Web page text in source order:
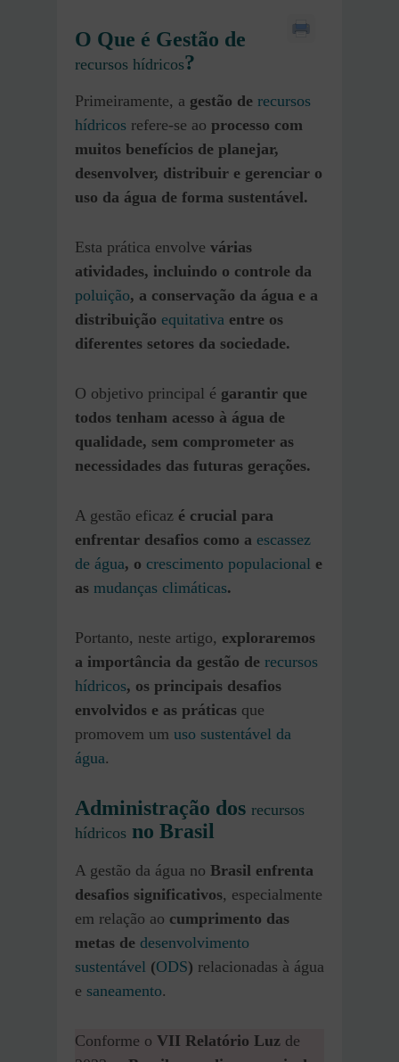
O Que é Gestão de
recursos hídricos?
Primeiramente, a gestão de recursos
hídricos refere-se ao processo com
muitos benefícios de planejar,
desenvolver, distribuir e gerenciar o
uso da água de forma sustentável.
Esta prática envolve várias
atividades, incluindo o controle da
poluição, a conservação da água e a
distribuição equitativa entre os
diferentes setores da sociedade.
O objetivo principal é garantir que
todos tenham acesso à água de
qualidade, sem comprometer as
necessidades das futuras gerações.
A gestão eficaz é crucial para
enfrentar desafios como a escassez
de água, o crescimento populacional e
as mudanças climáticas.
Portanto, neste artigo, exploraremos
a importância da gestão de recursos
hídricos, os principais desafios
envolvidos e as práticas que
promovem um uso sustentável da
água.
Administração dos recursos
hídricos no Brasil
A gestão da água no Brasil enfrenta
desafios significativos, especialmente
em relação ao cumprimento das
metas de desenvolvimento
sustentável (ODS) relacionadas à água
e saneamento.
Conforme o VII Relatório Luz de